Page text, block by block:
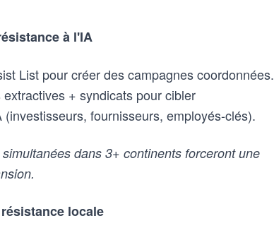
à l'IA
List pour créer des campagnes coordonnées.
+ syndicats pour cibler
fournisseurs, employés-clés).
dans 3+ continents forceront une
locale